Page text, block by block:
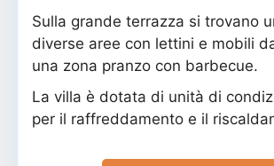
Sulla grande terrazza si trovano
diverse aree con lettini e mobili
una zona pranzo con barbecue.
La villa è dotata di unità di
per il raffreddamento e il